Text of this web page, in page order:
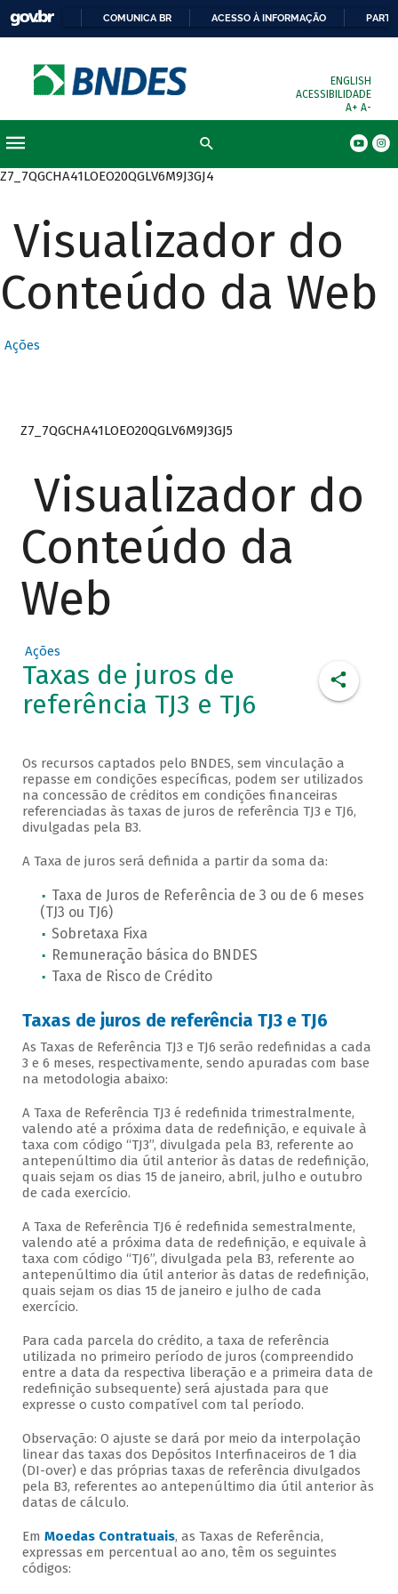
COMUNICA BR ACESSO À INFORMAÇÃO
ENGLISH
ACESSIBILIDADE
A+ A-
Z7_7QGCHA41LOEO20QGLV6M9J3GJ4
Visualizador do
Conteúdo da Web
Ações
Z7_7QGCHA41LOEO20QGLV6M9J3GJ5
Visualizador do
Conteúdo da
Web
Ações
Taxas de juros de
referência TJ3 e TJ6
Os recursos captados pelo BNDES, sem vinculação a
repasse em condições específicas, podem ser utilizados
na concessão de créditos em condições financeiras
referenciadas às taxas de juros de referência TJ3 e TJ6,
divulgadas pela B3.
A Taxa de juros será definida a partir da soma da:
Taxa de Juros de Referência de 3 ou de 6 meses
(TJ3 ou TJ6)
Sobretaxa Fixa
Remuneração básica do BNDES
Taxa de Risco de Crédito
Taxas de juros de referência TJ3 e TJ6
As Taxas de Referência TJ3 e TJ6 serão redefinidas a cada
3 e 6 meses, respectivamente, sendo apuradas com base
na metodologia abaixo:
A Taxa de Referência TJ3 é redefinida trimestralmente,
valendo até a próxima data de redefinição, e equivale à
taxa com código “TJ3”, divulgada pela B3, referente ao
antepenúltimo dia útil anterior às datas de redefinição,
quais sejam os dias 15 de janeiro, abril, julho e outubro
de cada exercício.
A Taxa de Referência TJ6 é redefinida semestralmente,
valendo até a próxima data de redefinição, e equivale à
taxa com código “TJ6”, divulgada pela B3, referente ao
antepenúltimo dia útil anterior às datas de redefinição,
quais sejam os dias 15 de janeiro e julho de cada
exercício.
Para cada parcela do crédito, a taxa de referência
utilizada no primeiro período de juros (compreendido
entre a data da respectiva liberação e a primeira data de
redefinição subsequente) será ajustada para que
expresse o custo compatível com tal período.
Observação: O ajuste se dará por meio da interpolação
linear das taxas dos Depósitos Interfinaceiros de 1 dia
(DI-over) e das próprias taxas de referência divulgados
pela B3, referentes ao antepenúltimo dia útil anterior às
datas de cálculo.
Em Moedas Contratuais, as Taxas de Referência,
expressas em percentual ao ano, têm os seguintes
códigos: